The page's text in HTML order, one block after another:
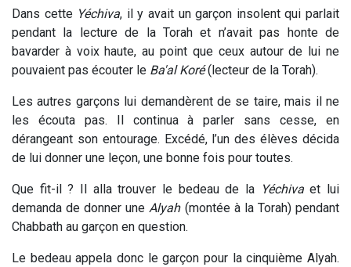
Dans cette Yéchiva, il y avait un garçon insolent qui parlait
pendant la lecture de la Torah et n’avait pas honte de
bavarder à voix haute, au point que ceux autour de lui ne
pouvaient pas écouter le Ba'al Koré(lecteur de la Torah).
Les autres garçons lui demandèrent de se taire, mais il ne
les écouta pas. Il continua à parler sans cesse, en
dérangeant son entourage. Excédé, l’un des élèves décida
de lui donner une leçon, une bonne fois pour toutes.
Que fit-il ? Il alla trouver le bedeau de la Yéchivaet lui
demanda de donner uneAlyah(montée à la Torah) pendant
Chabbath au garçon en question.
Le bedeau appela donc le garçon pour la cinquième Alyah.